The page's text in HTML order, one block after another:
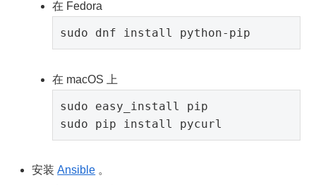
在 Fedora
在 macOS 上
sudo easy_install pip
安装Ansible 。